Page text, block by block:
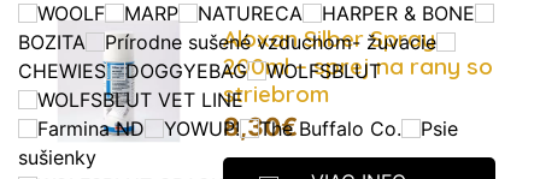
WOOLF
MARP NATURECA
HARPER & BONE
BOZITA
Prírodne sušené vzduchom- žuvacie
CHEWIES
DOGGYEBAG
WOLFSBLUT
WOLFSBLUT VET LINE
Farmina ND
YOWUP! The Buffalo Co.
Psie
sušienky
Aloxan Silber Spray
200ml – sprej na rany so
striebrom
8,30€